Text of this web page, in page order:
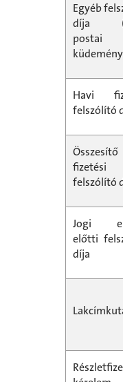
Egyéb
díja
postai
Havi
felszólító
Összesítő
fizetési
felszólító
Jogi
előtti
díja